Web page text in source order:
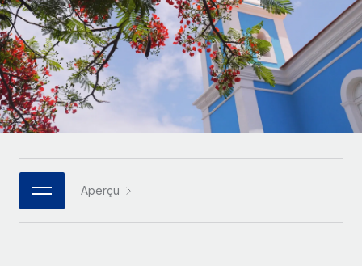
INFRASTRUCTURE
Intégration Remote
Intégrez vos RH aux flux de travail en toute simplicité
Plateforme
Des fonctions RH clés intégrées pour votre équipe
Connectez n'importe quel outil d’IA à Remote grâce à
notre MCP
Start-ups
Des solutions agiles et internationales pour les RH et la
paie des entreprises en pleine croissance
Entreprises intermédiaires
Développez vos équipes avec des solutions RH sur
Entreprise
Les RH à l’international pour les grandes entreprises
APPRENDRE AVEC REMOTE
Recherche et guides
Études de cas
Checklists et modèles
Descriptions de postes
Deutsch
Español
Italiano
Português (Portugal)
日本語
한국어
Aperçu